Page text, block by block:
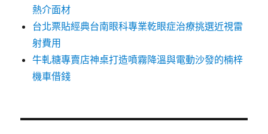
熱介面材
台北票貼經典台南眼科專業乾眼症治療挑選近視雷
射費用
牛軋糖專賣店神桌打造噴霧降溫與電動沙發的楠梓
機車借錢